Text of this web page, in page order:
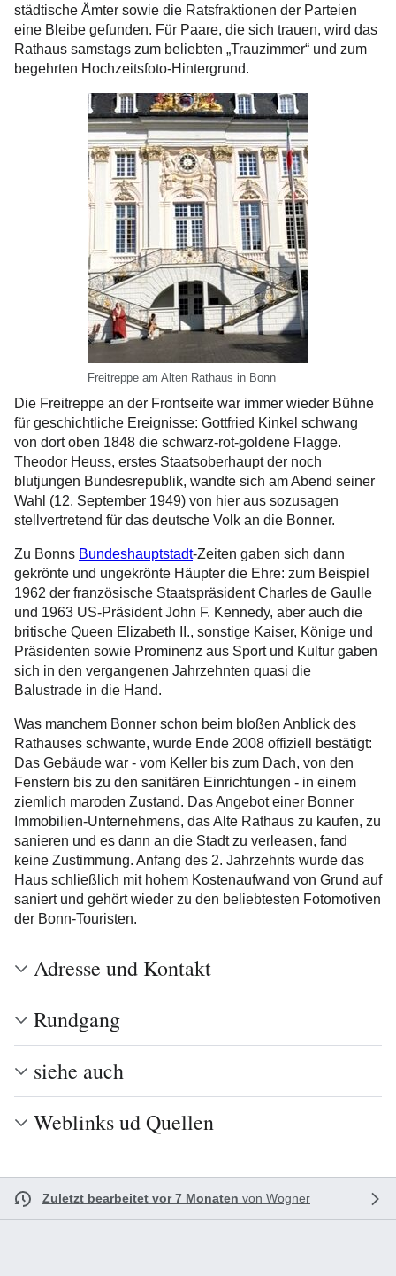
städtische Ämter sowie die Ratsfraktionen der Parteien
eine Bleibe gefunden. Für Paare, die sich trauen, wird das
Rathaus samstags zum beliebten „Trauzimmer“ und zum
begehrten Hochzeitsfoto-Hintergrund.
Freitreppe am Alten Rathaus in Bonn
Die Freitreppe an der Frontseite war immer wieder Bühne
für geschichtliche Ereignisse: Gottfried Kinkel schwang
von dort oben 1848 die schwarz-rot-goldene Flagge.
Theodor Heuss, erstes Staatsoberhaupt der noch
blutjungen Bundesrepublik, wandte sich am Abend seiner
Wahl (12. September 1949) von hier aus sozusagen
stellvertretend für das deutsche Volk an die Bonner.
Zu Bonns Bundeshauptstadt-Zeiten gaben sich dann
gekrönte und ungekrönte Häupter die Ehre: zum Beispiel
1962 der französische Staatspräsident Charles de Gaulle
und 1963 US-Präsident John F. Kennedy, aber auch die
britische Queen Elizabeth II., sonstige Kaiser, Könige und
Präsidenten sowie Prominenz aus Sport und Kultur gaben
sich in den vergangenen Jahrzehnten quasi die
Balustrade in die Hand.
Was manchem Bonner schon beim bloßen Anblick des
Rathauses schwante, wurde Ende 2008 offiziell bestätigt:
Das Gebäude war - vom Keller bis zum Dach, von den
Fenstern bis zu den sanitären Einrichtungen - in einem
ziemlich maroden Zustand. Das Angebot einer Bonner
Immobilien-Unternehmens, das Alte Rathaus zu kaufen, zu
sanieren und es dann an die Stadt zu verleasen, fand
keine Zustimmung. Anfang des 2. Jahrzehnts wurde das
Haus schließlich mit hohem Kostenaufwand von Grund auf
saniert und gehört wieder zu den beliebtesten Fotomotiven
der Bonn-Touristen.
Adresse und Kontakt
Rundgang
siehe auch
Weblinks ud Quellen
Zuletzt bearbeitet vor 7 Monaten von Wogner